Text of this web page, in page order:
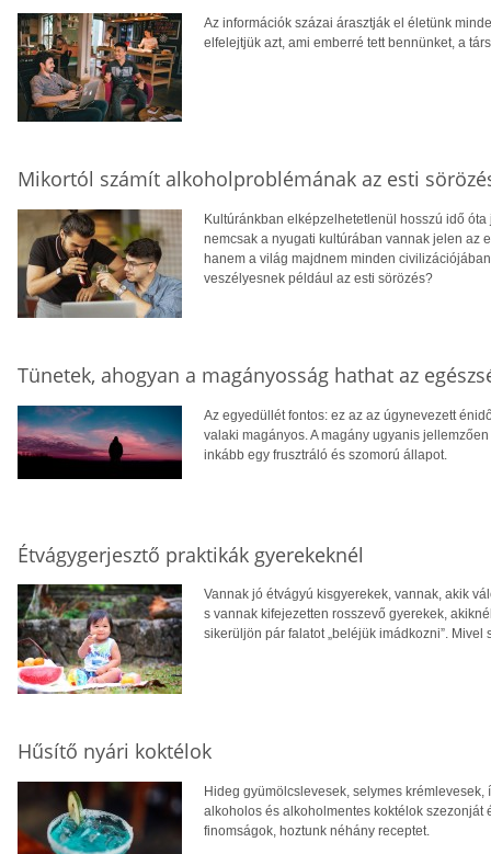
Az információk százai árasztják el életünk
elfelejtjük azt, ami emberré tett bennünket, a
Mikortól számít alkoholproblémának az esti
Kultúránkban elképzelhetetlenül hosszú idő
nemcsak a nyugati kultúrában vannak jelen az
hanem a világ majdnem minden
veszélyesnek például az esti sörözés?
Tünetek, ahogyan a magányosság hathat az
Az egyedüllét fontos: ez az az úgynevezett
valaki magányos. A magány ugyanis
inkább egy frusztráló és szomorú állapot.
Étvágygerjesztő praktikák gyerekeknél
Vannak jó étvágyú kisgyerekek, vannak, akik
s vannak kifejezetten rosszevő gyerekek,
sikerüljön pár falatot „beléjük imádkozni”.
Hűsítő nyári koktélok
Hideg gyümölcslevesek, selymes
alkoholos és alkoholmentes koktélok
finomságok, hoztunk néhány receptet.